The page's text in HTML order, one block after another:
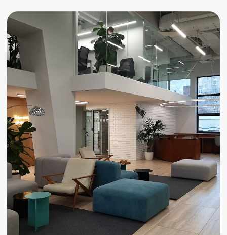
Полезные статьи